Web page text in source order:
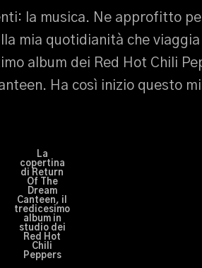
la musica. Ne approfitto
mia quotidianità che
album dei Red Hot Chili
Ha così inizio questo
La
copertina
di Return
Of The
Dream
Canteen, il
tredicesimo
album in
studio dei
Red Hot
Chili
Peppers